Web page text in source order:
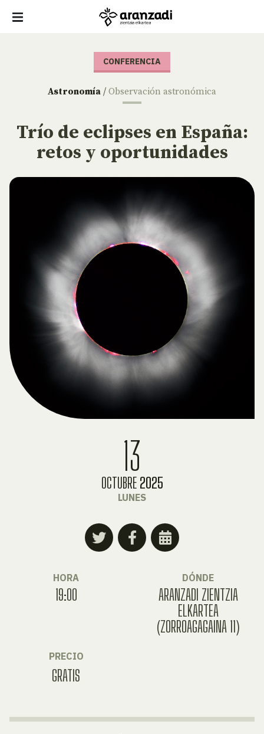
CONFERENCIA
Astronomía / Observación astronómica
Trío de eclipses en España:
retos y oportunidades
13
OCTUBRE 2025
LUNES
HORA
19:00
DÓNDE
ARANZADI ZIENTZIA
ELKARTEA
(ZORROAGAGAINA 11)
PRECIO
GRATIS